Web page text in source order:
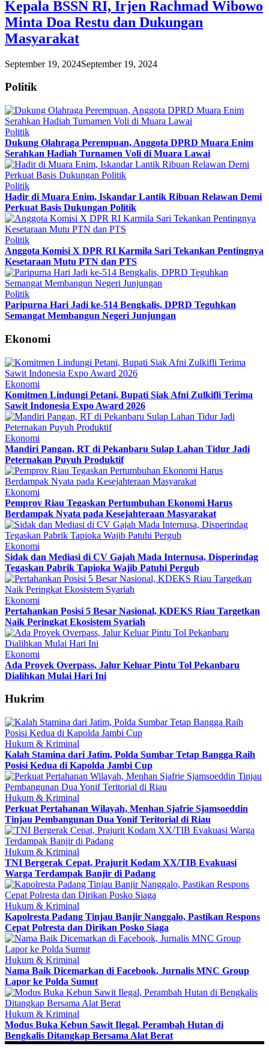
Kepala BSSN RI, Irjen Rachmad Wibowo
Minta Doa Restu dan Dukungan
Masyarakat
September 19, 2024September 19, 2024
Politik
Politik
Dukung Olahraga Perempuan, Anggota DPRD Muara Enim
Serahkan Hadiah Turnamen Voli di Muara Lawai
Politik
Hadir di Muara Enim, Iskandar Lantik Ribuan Relawan Demi
Perkuat Basis Dukungan Politik
Politik
Anggota Komisi X DPR RI Karmila Sari Tekankan Pentingnya
Kesetaraan Mutu PTN dan PTS
Politik
Paripurna Hari Jadi ke-514 Bengkalis, DPRD Teguhkan
Semangat Membangun Negeri Junjungan
Ekonomi
Ekonomi
Komitmen Lindungi Petani, Bupati Siak Afni Zulkifli Terima
Sawit Indonesia Expo Award 2026
Ekonomi
Mandiri Pangan, RT di Pekanbaru Sulap Lahan Tidur Jadi
Peternakan Puyuh Produktif
Ekonomi
Pemprov Riau Tegaskan Pertumbuhan Ekonomi Harus
Berdampak Nyata pada Kesejahteraan Masyarakat
Ekonomi
Sidak dan Mediasi di CV Gajah Mada Internusa, Disperindag
Tegaskan Pabrik Tapioka Wajib Patuhi Pergub
Ekonomi
Pertahankan Posisi 5 Besar Nasional, KDEKS Riau Targetkan
Naik Peringkat Ekosistem Syariah
Ekonomi
Ada Proyek Overpass, Jalur Keluar Pintu Tol Pekanbaru
Dialihkan Mulai Hari Ini
Hukrim
Hukum & Kriminal
Kalah Stamina dari Jatim, Polda Sumbar Tetap Bangga Raih
Posisi Kedua di Kapolda Jambi Cup
Hukum & Kriminal
Perkuat Pertahanan Wilayah, Menhan Sjafrie Sjamsoeddin
Tinjau Pembangunan Dua Yonif Teritorial di Riau
Hukum & Kriminal
TNI Bergerak Cepat, Prajurit Kodam XX/TIB Evakuasi
Warga Terdampak Banjir di Padang
Hukum & Kriminal
Kapolresta Padang Tinjau Banjir Nanggalo, Pastikan Respons
Cepat Polresta dan Dirikan Posko Siaga
Hukum & Kriminal
Nama Baik Dicemarkan di Facebook, Jurnalis MNC Group
Lapor ke Polda Sumut
Hukum & Kriminal
Modus Buka Kebun Sawit Ilegal, Perambah Hutan di
Bengkalis Ditangkap Bersama Alat Berat